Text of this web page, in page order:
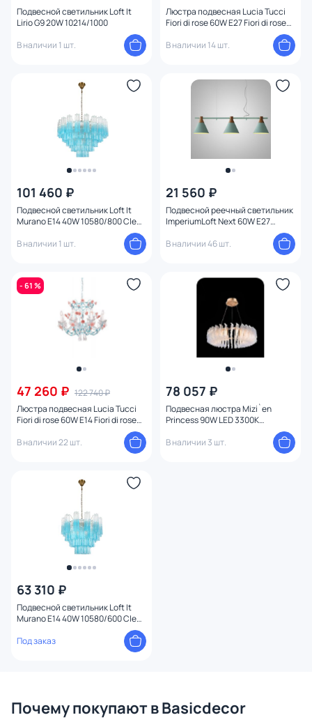
Подвесной светильник Loft It
Lirio G9 20W 10214/1000
В наличии 1 шт.
Люстра подвесная Lucia Tucci
Fiori di rose 60W E27 Fiori di rose
В наличии 14 шт.
101 460 ₽
Подвесной светильник Loft It
Murano E14 40W 10580/800 Clear
В наличии 1 шт.
21 560 ₽
Подвесной реечный светильник
ImperiumLoft Next 60W E27
В наличии 46 шт.
- 61 %
47 260 ₽ 122 740 ₽
Люстра подвесная Lucia Tucci
Fiori di rose 60W E14 Fiori di rose
В наличии 22 шт.
78 057 ₽
Подвесная люстра Mizi`en
Princess 90W LED 3300К
В наличии 3 шт.
63 310 ₽
Подвесной светильник Loft It
Murano E14 40W 10580/600 Clear
Под заказ
Почему покупают в Basicdecor
Цоколь
Тип помещения
Назначение
Вид рассеивателя
Количество плафонов
Оформление
Способ крепления
Мощность ламп